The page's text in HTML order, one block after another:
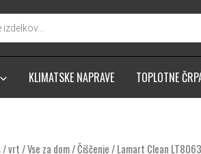
KLIMATSKE NAPRAVE TOPLOTNE
/vrt/Vse za dom/Čiščenje/ Lamart Clean